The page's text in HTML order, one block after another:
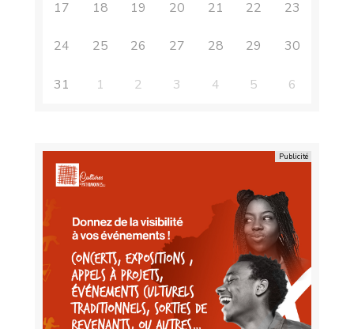
17 18 19 20 21 22 23
24 25 26 27 28 29 30
31 1 2 3 4 5 6